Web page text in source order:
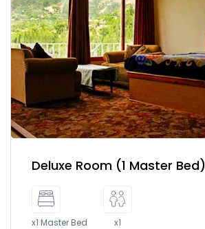
Deluxe Room (1 Master Bed)
x1 Master Bed x1